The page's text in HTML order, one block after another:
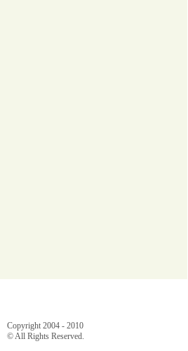
Copyright 2004 - 2010
© All Rights Reserved.